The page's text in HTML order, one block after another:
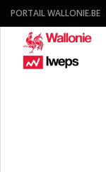
PORTAIL WALLONIE.BE